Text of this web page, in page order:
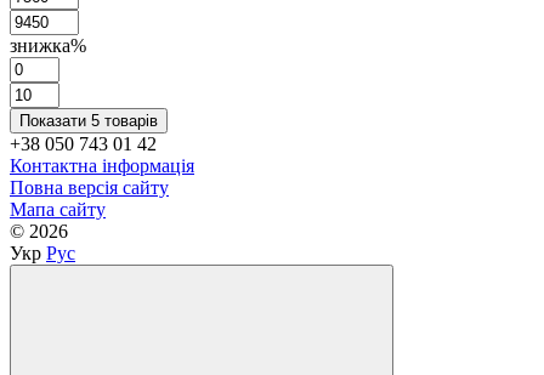
знижка%
Показати 5 товарів
+38 050 743 01 42
Контактна інформація
Повна версія сайту
Мапа сайту
© 2026
Укр Рус